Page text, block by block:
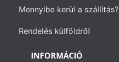
Mennyibe kerül a szállítás?
Rendelés külföldről
INFORMÁCIÓ